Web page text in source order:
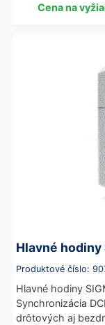
Cena na
Hlavné hodiny
Produktové číslo:
Hlavné hodiny
Synchronizácia
drôtových aj